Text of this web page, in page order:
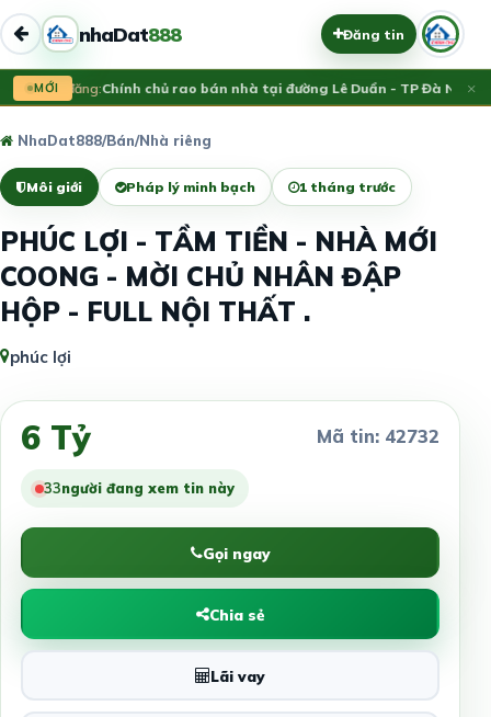
nhaDat888 Đăng tin
MỚI
Vừa đăng:Chính chủ rao bán nhà tại đường Lê Duẩn - TP Đà Nẵng;×
NhaDat888/Bán/Nhà riêng
Môi giới Pháp lý minh bạch 1 tháng trước
PHÚC LỢI - TẦM TIỀN - NHÀ MỚI
COONG - MỜI CHỦ NHÂN ĐẬP
HỘP - FULL NỘI THẤT .
phúc lợi
6 Tỷ Mã tin: 42732
32người đang xem tin này
Gọi ngay
Chia sẻ
Lãi vay